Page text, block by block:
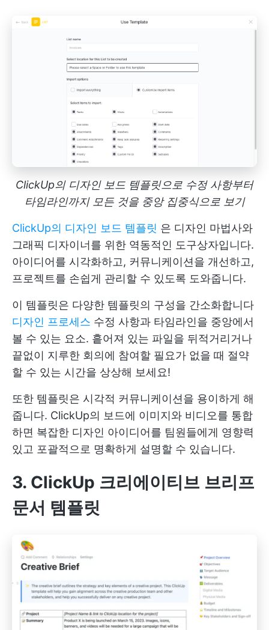
ClickUp의 디자인 보드 템플릿으로 수정 사항부터
타임라인까지 모든 것을 중앙 집중식으로 보기
ClickUp의 디자인 보드 템플릿 은 디자인 마법사와
그래픽 디자이너를 위한 역동적인 도구상자입니다.
아이디어를 시각화하고, 커뮤니케이션을 개선하고,
프로젝트를 손쉽게 관리할 수 있도록 도와줍니다.
이 템플릿은 다양한 템플릿의 구성을 간소화합니다
디자인 프로세스 수정 사항과 타임라인을 중앙에서
볼 수 있는 요소. 흩어져 있는 파일을 뒤적거리거나
끝없이 지루한 회의에 참여할 필요가 없을 때 절약
할 수 있는 시간을 상상해 보세요!
또한 템플릿은 시각적 커뮤니케이션을 용이하게 해
줍니다. ClickUp의 보드에 이미지와 비디오를 통합
하면 복잡한 디자인 아이디어를 팀원들에게 영향력
있고 포괄적으로 명확하게 설명할 수 있습니다.
3. ClickUp 크리에이티브 브리프
문서 템플릿